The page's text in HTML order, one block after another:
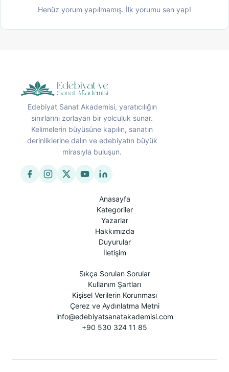
Henüz yorum yapılmamış. İlk yorumu sen yap!
Edebiyat Sanat Akademisi, yaratıcılığın
sınırlarını zorlayan bir yolculuk sunar.
Kelimelerin büyüsüne kapılın, sanatın
derinliklerine dalın ve edebiyatın büyük
mirasıyla buluşun.
Anasayfa
Kategoriler
Yazarlar
Hakkımızda
Duyurular
İletişim
Sıkça Sorulan Sorular
Kullanım Şartları
Kişisel Verilerin Korunması
Çerez ve Aydınlatma Metni
info@edebiyatsanatakademisi.com
+90 530 324 11 85